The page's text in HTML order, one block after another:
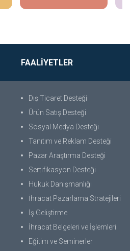
FAALİYETLER
Dış Ticaret Desteği
Ürün Satış Desteği
Sosyal Medya Desteği
Tanıtım ve Reklam Desteği
Pazar Araştırma Desteği
Sertifikasyon Desteği
Hukuk Danışmanlığı
İhracat Pazarlama Stratejileri
İş Geliştirme
İhracat Belgeleri ve İşlemleri
Eğitim ve Seminerler